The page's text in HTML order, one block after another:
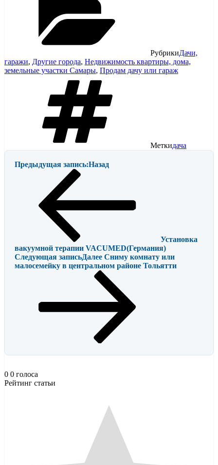
РубрикиДачи,
гаражи, Другие города, Недвижимость квартиры, дома,
земельные участки Самары, Продам дачу или гараж
Меткидача
Предыдущая запись:Назад
Установка
вакуумной терапии VACUMED(Германия)
Следующая записьДалее Сниму комнату или
малосемейку в центральном районе Тольятти
0 0 голоса
Рейтинг статьи